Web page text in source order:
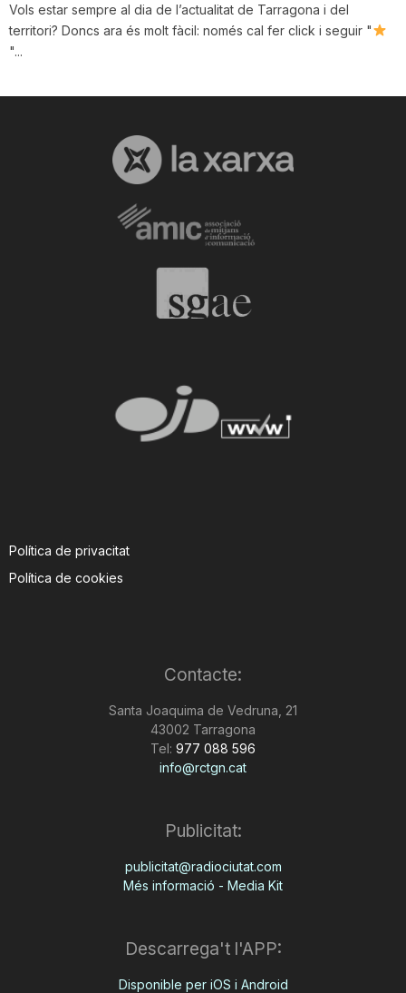
r
Vols estar sempre al dia de l’actualitat de Tarragona i del
territori? Doncs ara és molt fàcil: només cal fer click i seguir "
"...
Política de privacitat
Política de cookies
Contacte:
Santa Joaquima de Vedruna, 21
43002 Tarragona
Tel: 977 088 596
info@rctgn.cat
Publicitat:
publicitat@radiociutat.com
Més informació - Media Kit
Descarrega't l'APP:
Disponible per iOS i Android